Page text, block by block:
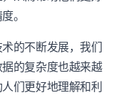
。
的不断发展，我们
的复杂度也越来越
们更好地理解和利